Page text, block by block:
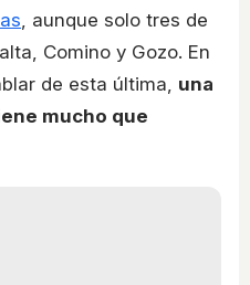
, aunque solo tres de
Comino y Gozo. En
de esta última, una
mucho que